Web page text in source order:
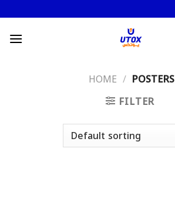
to
content
HOME / POSTERS
FILTER